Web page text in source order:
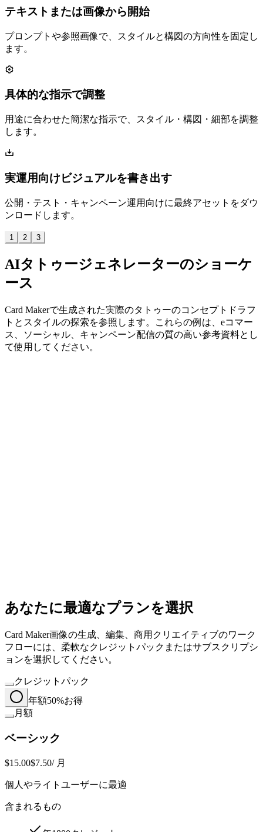
テキストまたは画像から開始
プロンプトや参照画像で、スタイルと構図の方向性を固定し
ます。
具体的な指示で調整
用途に合わせた簡潔な指示で、スタイル・構図・細部を調整
します。
実運用向けビジュアルを書き出す
公開・テスト・キャンペーン運用向けに最終アセットをダウ
ンロードします。
1 2 3
AIタトゥージェネレーターのショーケ
ース
Card Makerで生成された実際のタトゥーのコンセプトドラフ
トとスタイルの探索を参照します。これらの例は、eコマー
ス、ソーシャル、キャンペーン配信の質の高い参考資料とし
て使用してください。
あなたに最適なプランを選択
Card Maker画像の生成、編集、商用クリエイティブのワーク
フローには、柔軟なクレジットパックまたはサブスクリプシ
ョンを選択してください。
クレジットパック
年額50%お得
月額
ベーシック
$15.00$7.50/ 月
個人やライトユーザーに最適
含まれるもの